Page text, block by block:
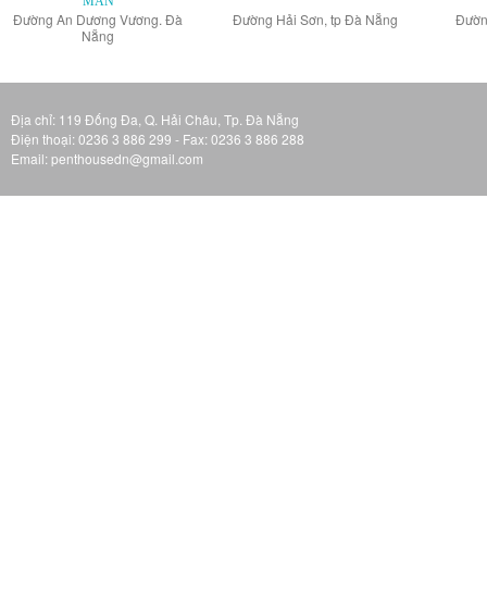
Đường An Dương Vương. Đà
Nẵng
Đường Hải Sơn, tp Đà Nẵng
Địa chỉ: 119 Đống Đa, Q. Hải Châu, Tp. Đà Nẵng
Điện thoại: 0236 3 886 299 - Fax: 0236 3 886 288
Email: penthousedn@gmail.com